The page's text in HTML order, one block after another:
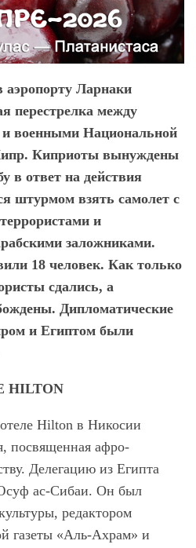
аэропорту Ларнаки
перестрелка между
и военными Национальной
Киприоты вынуждены
в ответ на действия
штурмом взять самолет с
и
заложниками.
18 человек. Как только
сдались, а
Дипломатические
и Египтом были
Hilton в Никосии
посвященная афро-
Делегацию из Египта
ас-Сибаи. Он был
редактором
газеты «Аль-Ахрам» и